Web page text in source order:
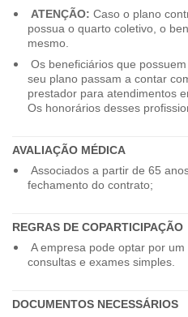
ATENÇÃO: Caso o plano
possua o quarto coletivo, o
mesmo.
Os beneficiários que
seu plano passam a contar
prestador para atendimentos
Os honorários desses
AVALIAÇÃO MÉDICA
Associados a partir de 65
fechamento do contrato;
REGRAS DE COPARTICIPAÇÃO
A empresa pode optar por
consultas e exames simples.
DOCUMENTOS NECESSÁRIOS